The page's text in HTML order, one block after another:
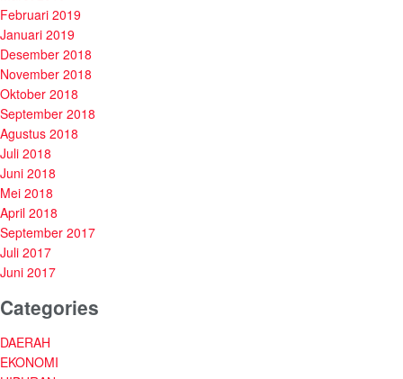
Februari 2019
Januari 2019
Desember 2018
November 2018
Oktober 2018
September 2018
Agustus 2018
Juli 2018
Juni 2018
Mei 2018
April 2018
September 2017
Juli 2017
Juni 2017
Categories
DAERAH
EKONOMI